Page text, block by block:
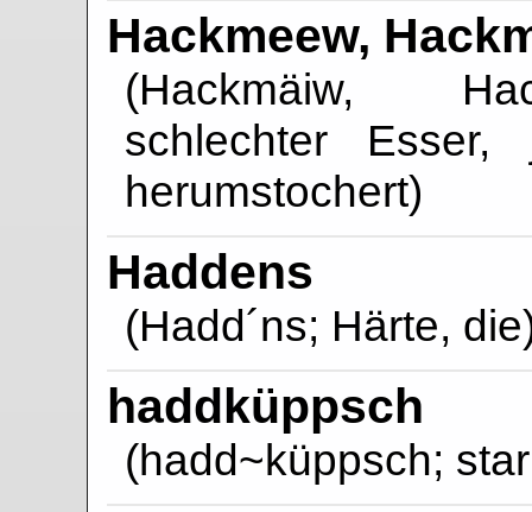
Hackmeew,
(Hackmäiw,
schlechter
herumstochert)
Haddens
(Hadd´ns; Härte,
haddküppsch
(hadd~küppsch;